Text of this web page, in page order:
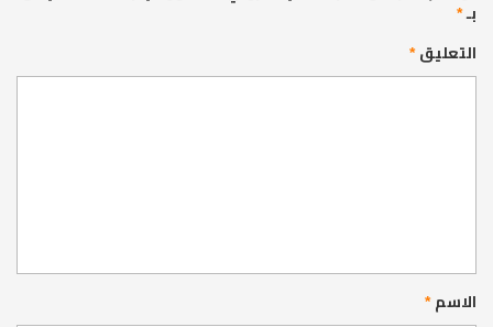
بـ*
التعليق*
الاسم*